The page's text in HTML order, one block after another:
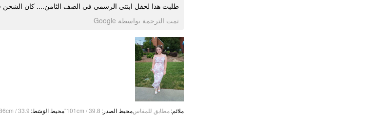
طلبت هذا لحفل ابنتي الرسمي في الصف الثامن.... كان الشحن في
تمت الترجمة بواسطة Google
ملائم:مطابق للمقاسمحيط الصدر:
101cm / 39.8" محيط الوَسَط:
/ 33.9"